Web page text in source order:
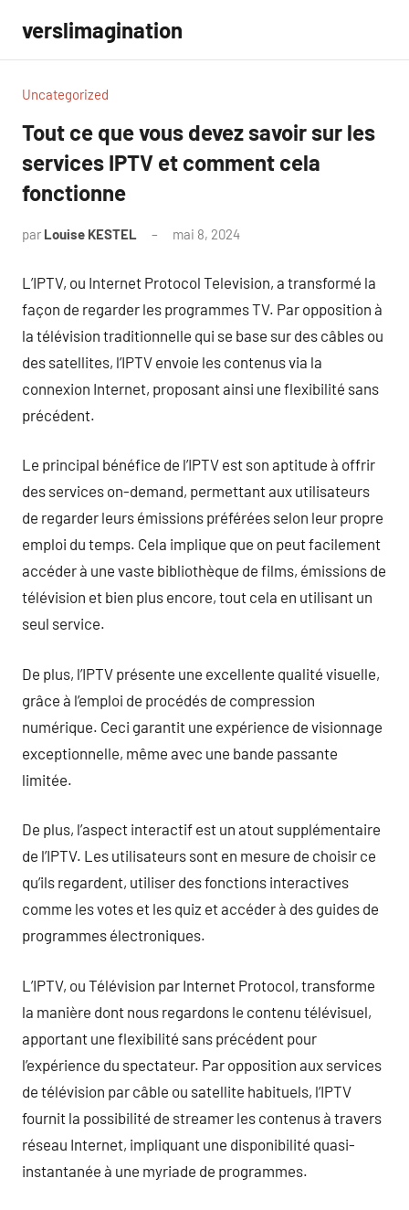
contenu
verslimagination
Uncategorized
Tout ce que vous devez savoir sur les
services IPTV et comment cela
fonctionne
par Louise KESTEL mai 8, 2024
L’IPTV, ou Internet Protocol Television, a transformé la
façon de regarder les programmes TV. Par opposition à
la télévision traditionnelle qui se base sur des câbles ou
des satellites, l’IPTV envoie les contenus via la
connexion Internet, proposant ainsi une flexibilité sans
précédent.
Le principal bénéfice de l’IPTV est son aptitude à offrir
des services on-demand, permettant aux utilisateurs
de regarder leurs émissions préférées selon leur propre
emploi du temps. Cela implique que on peut facilement
accéder à une vaste bibliothèque de films, émissions de
télévision et bien plus encore, tout cela en utilisant un
seul service.
De plus, l’IPTV présente une excellente qualité visuelle,
grâce à l’emploi de procédés de compression
numérique. Ceci garantit une expérience de visionnage
exceptionnelle, même avec une bande passante
limitée.
De plus, l’aspect interactif est un atout supplémentaire
de l’IPTV. Les utilisateurs sont en mesure de choisir ce
qu’ils regardent, utiliser des fonctions interactives
comme les votes et les quiz et accéder à des guides de
programmes électroniques.
L’IPTV, ou Télévision par Internet Protocol, transforme
la manière dont nous regardons le contenu télévisuel,
apportant une flexibilité sans précédent pour
l’expérience du spectateur. Par opposition aux services
de télévision par câble ou satellite habituels, l’IPTV
fournit la possibilité de streamer les contenus à travers
réseau Internet, impliquant une disponibilité quasi-
instantanée à une myriade de programmes.